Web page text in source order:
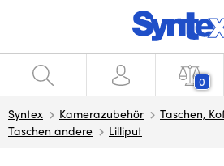
0
Syntex Kamerazubehör
Taschen,
Taschen andere
Lilliput